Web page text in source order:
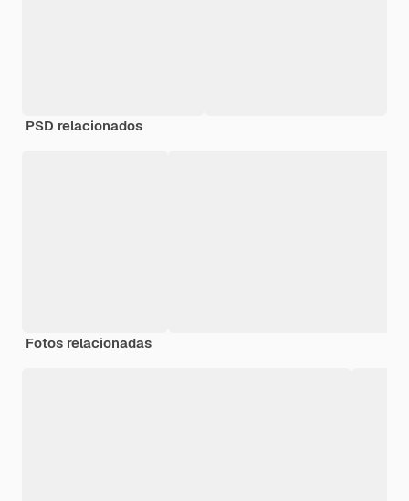
PSD relacionados
Fotos relacionadas